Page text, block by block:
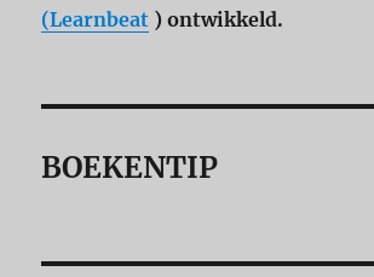
(Learnbeat ) ontwikkeld.
BOEKENTIP